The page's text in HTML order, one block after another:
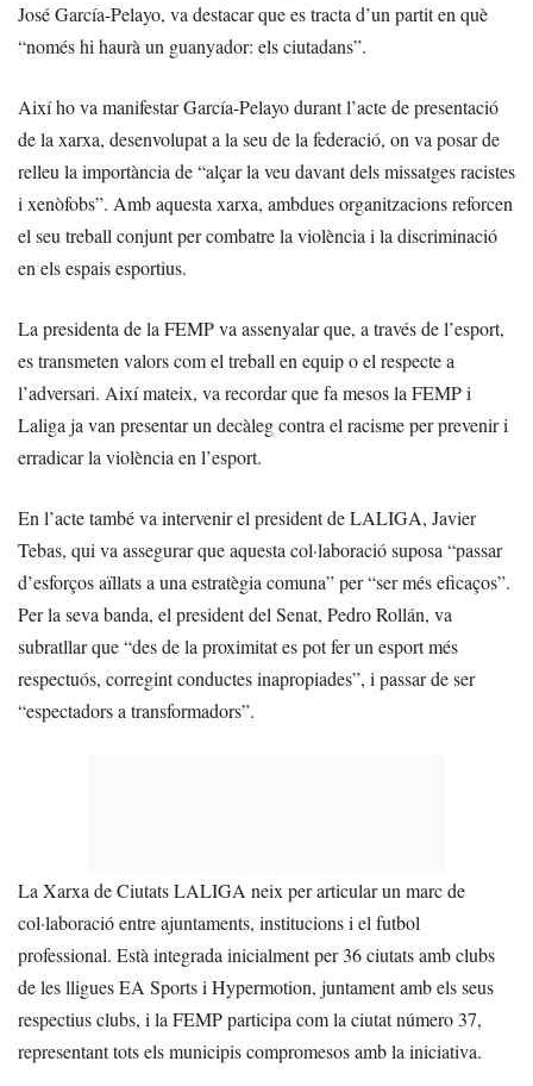
José García-Pelayo, va destacar que es tracta d’un partit en què
“només hi haurà un guanyador: els ciutadans”.
Així ho va manifestar García-Pelayo durant l’acte de presentació
de la xarxa, desenvolupat a la seu de la federació, on va posar de
relleu la importància de “alçar la veu davant dels missatges racistes
i xenòfobs”. Amb aquesta xarxa, ambdues organitzacions reforcen
el seu treball conjunt per combatre la violència i la discriminació
en els espais esportius.
La presidenta de la FEMP va assenyalar que, a través de l’esport,
es transmeten valors com el treball en equip o el respecte a
l’adversari. Així mateix, va recordar que fa mesos la FEMP i
Laliga ja van presentar un decàleg contra el racisme per prevenir i
erradicar la violència en l’esport.
En l’acte també va intervenir el president de LALIGA, Javier
Tebas, qui va assegurar que aquesta col·laboració suposa “passar
d’esforços aïllats a una estratègia comuna” per “ser més eficaços”.
Per la seva banda, el president del Senat, Pedro Rollán, va
subratllar que “des de la proximitat es pot fer un esport més
respectuós, corregint conductes inapropiades”, i passar de ser
“espectadors a transformadors”.
La Xarxa de Ciutats LALIGA neix per articular un marc de
col·laboració entre ajuntaments, institucions i el futbol
professional. Està integrada inicialment per 36 ciutats amb clubs
de les lligues EA Sports i Hypermotion, juntament amb els seus
respectius clubs, i la FEMP participa com la ciutat número 37,
representant tots els municipis compromesos amb la iniciativa.